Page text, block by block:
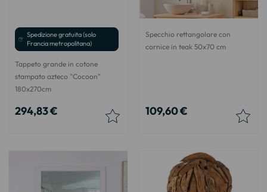
Spedizione gratuita (solo
Francia metropolitana)
Tappeto grande in cotone
stampato azteco "Cocoon"
180x270cm
294,83 €
Specchio rettangolare con
cornice in teak 50x70 cm
109,60 €